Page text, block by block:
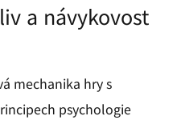
a návykovost
mechanika hry s
psychologie